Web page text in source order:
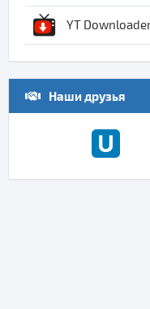
YT
Наши друзья